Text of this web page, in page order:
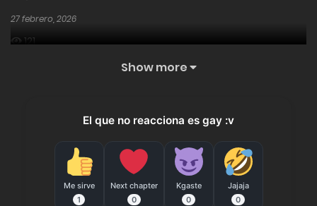
27 febrero, 2026
121
3 febrero, 2026
Show more
El que no reacciona es gay :v
Me sirve
1
Next chapter
0
Kgaste
0
Jajaja
0